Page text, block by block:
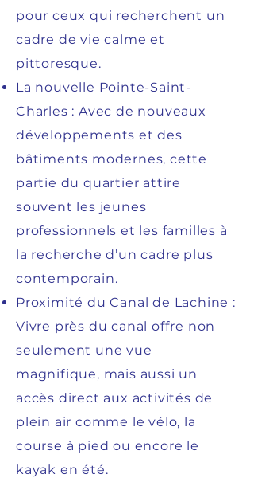
pour ceux qui recherchent un
cadre de vie calme et
pittoresque.
La nouvelle Pointe-Saint-
Charles : Avec de nouveaux
développements et des
bâtiments modernes, cette
partie du quartier attire
souvent les jeunes
professionnels et les familles à
la recherche d’un cadre plus
contemporain.
Proximité du Canal de Lachine :
Vivre près du canal offre non
seulement une vue
magnifique, mais aussi un
accès direct aux activités de
plein air comme le vélo, la
course à pied ou encore le
kayak en été.